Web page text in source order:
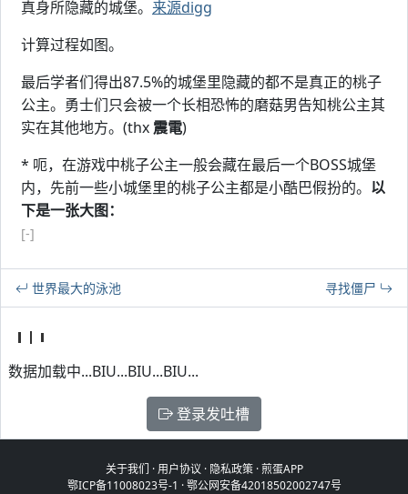
真身所隐藏的城堡。 来源digg
计算过程如图。
最后学者们得出87.5%的城堡里隐藏的都不是真正的桃子
公主。勇士们只会被一个长相恐怖的磨菇男告知桃公主其
实在其他地方。(thx 震電)
* 呃，在游戏中桃子公主一般会藏在最后一个BOSS城堡
内，先前一些小城堡里的桃子公主都是小酷巴假扮的。 以
下是一张大图：
[-]
世界最大的泳池 寻找僵尸
数据加载中...BIU...BIU...BIU...
登录发吐槽
关于我们 ·用户协议 · 隐私政策·煎蛋APP
鄂ICP备11008023号-1 ·鄂公网安备42018502002747号